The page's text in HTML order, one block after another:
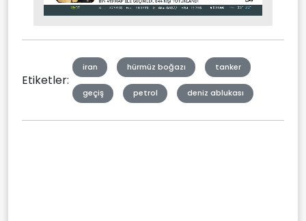
Mute Stream
Etiketler:
iran hürmüz boğazı tanker
geçiş petrol deniz ablukası